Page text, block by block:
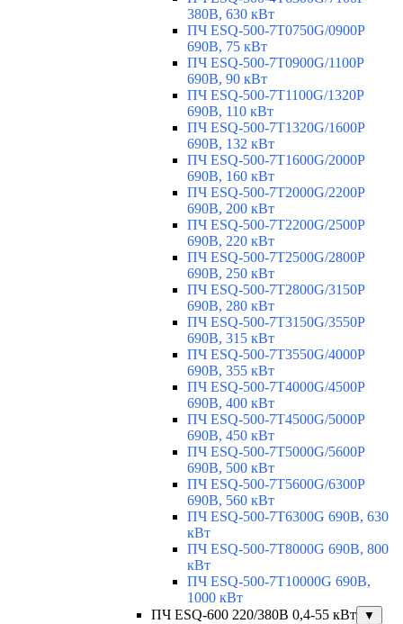
380В, 630 кВт
ПЧ ESQ-500-7T0750G/0900P
690В, 75 кВт
ПЧ ESQ-500-7T0900G/1100P
690В, 90 кВт
ПЧ ESQ-500-7T1100G/1320P
690В, 110 кВт
ПЧ ESQ-500-7T1320G/1600P
690В, 132 кВт
ПЧ ESQ-500-7T1600G/2000P
690В, 160 кВт
ПЧ ESQ-500-7T2000G/2200P
690В, 200 кВт
ПЧ ESQ-500-7T2200G/2500P
690В, 220 кВт
ПЧ ESQ-500-7T2500G/2800P
690В, 250 кВт
ПЧ ESQ-500-7T2800G/3150P
690В, 280 кВт
ПЧ ESQ-500-7T3150G/3550P
690В, 315 кВт
ПЧ ESQ-500-7T3550G/4000P
690В, 355 кВт
ПЧ ESQ-500-7T4000G/4500P
690В, 400 кВт
ПЧ ESQ-500-7T4500G/5000P
690В, 450 кВт
ПЧ ESQ-500-7T5000G/5600P
690В, 500 кВт
ПЧ ESQ-500-7T5600G/6300P
690В, 560 кВт
ПЧ ESQ-500-7T6300G 690В, 630
кВт
ПЧ ESQ-500-7T8000G 690В, 800
кВт
ПЧ ESQ-500-7T10000G 690В,
1000 кВт
ПЧ ESQ-600 220/380В 0,4-55 кВт
▼